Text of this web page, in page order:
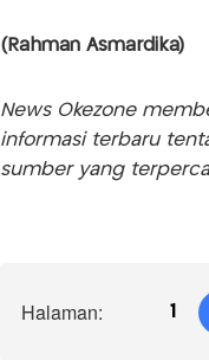
(Rahman Asmardika)
News Okezone
informasi terbaru
sumber yang
Halaman: 1